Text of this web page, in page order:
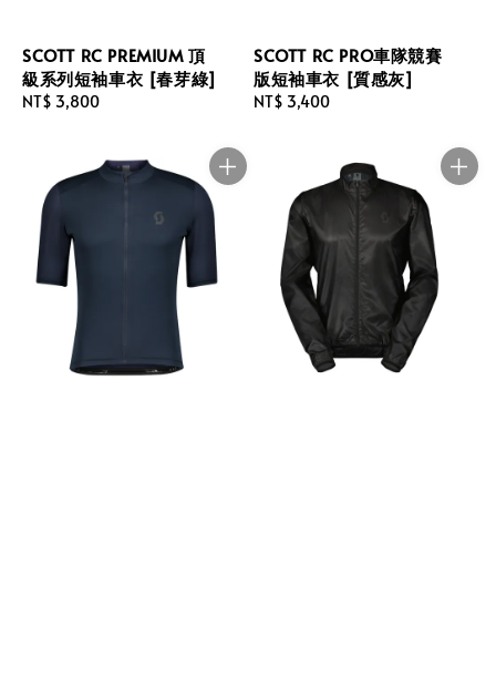
SCOTT RC PREMIUM 頂
級系列短袖車衣 [春芽綠]
Regular
NT$ 3,800
SCOTT RC PRO車隊競賽
版短袖車衣 [質感灰]
Regular
NT$ 3,400